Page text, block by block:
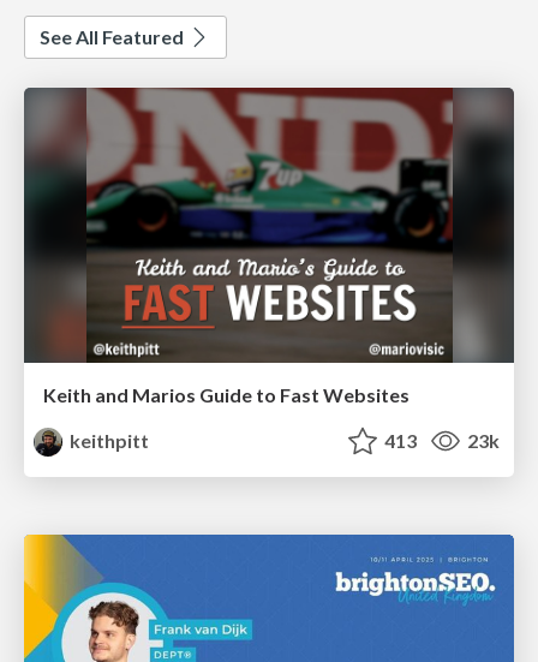
See All Featured
Keith and Marios Guide to Fast Websites
keithpitt
413 23k